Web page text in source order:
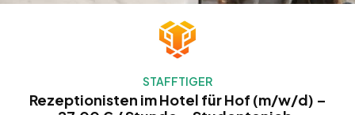
STAFFTIGER
Rezeptionisten im Hotel für Hof (m/w/d) –